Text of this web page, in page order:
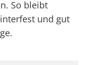
So bleibt
und gut